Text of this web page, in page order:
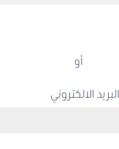
أو
الالكتروني